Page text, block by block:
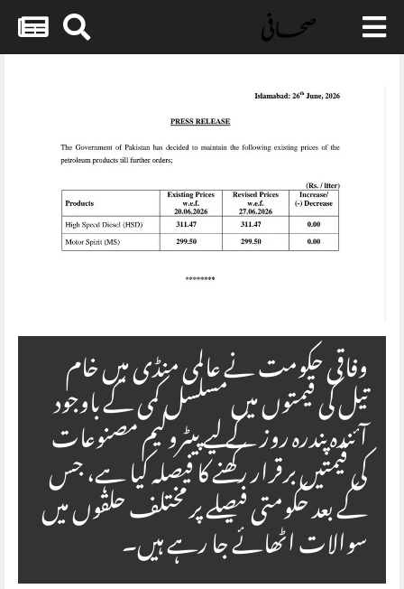
Skip
وفاقی حکومت نے عالمی منڈی میں خام
تیل کی قیمتوں میں مسلسل کمی کے باوجود
آئندہ پندرہ روز کے لیے پیٹرولیم مصنوعات
کی قیمتیں برقرار رکھنے کا فیصلہ کیا ہے، جس
کے بعد حکومتی فیصلے پر مختلف حلقوں میں
سوالات اٹھائے جا رہے ہیں۔